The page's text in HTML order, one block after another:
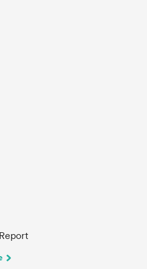
Report